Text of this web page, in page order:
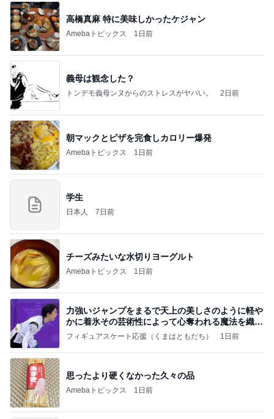
高橋真麻 特に美味しかったケジャン
Amebaトピックス 1日前
義母は観念した？
トンデモ義母ンヌからのストレスがヤバい。 2日前
朝マックとピザを完食しカロリー爆発
Amebaトピックス 1日前
学生
日本人 7日前
チーズみたいな水切りヨーグルト
Amebaトピックス 1日前
力強いジャンプをまるで天上の美しさのように軽や
かに着氷その芸術性によって心奪われる魔法を織り
なす
フィギュアスケート応援（くまはともだち） 1日前
思ったより硬くなかった久々の品
Amebaトピックス 1日前